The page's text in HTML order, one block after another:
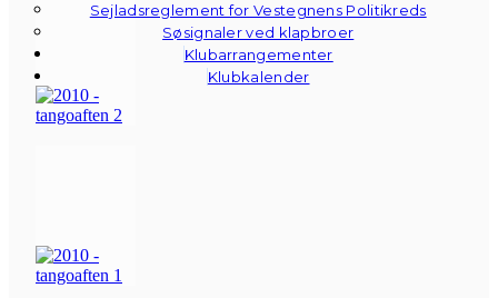
Sejladsreglement for Vestegnens Politikreds
Søsignaler ved klapbroer
Klubarrangementer
Klubkalender